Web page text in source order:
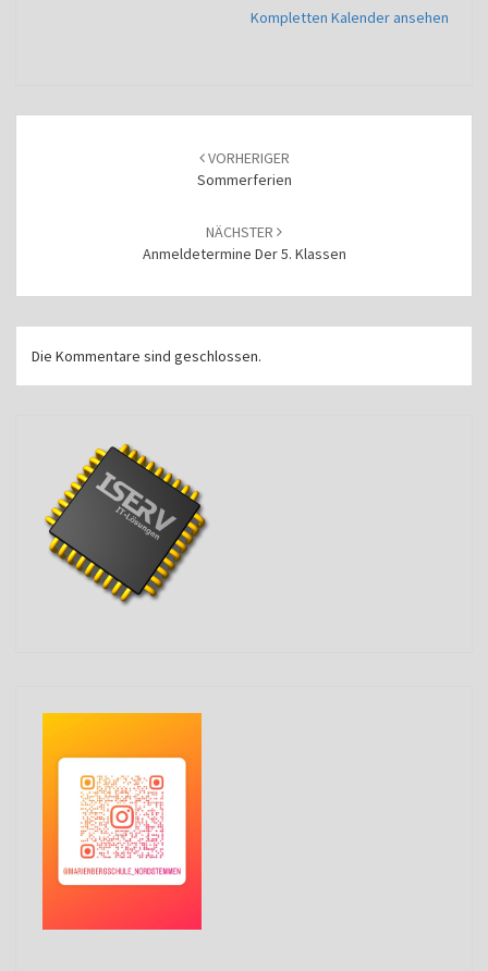
Kompletten Kalender ansehen
VORHERIGER
Sommerferien
NÄCHSTER
Anmeldetermine Der 5. Klassen
Die Kommentare sind geschlossen.